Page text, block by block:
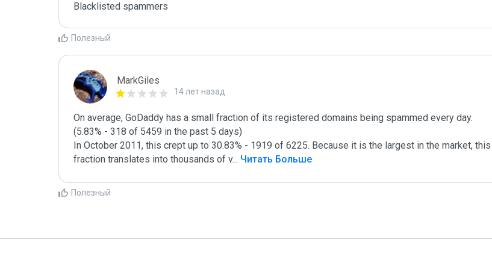
Blacklisted spammers
Полезный
MarkGiles
14 лет назад
On average, GoDaddy has a small fraction of its registered domains being spammed every day.
(5.83% - 318 of 5459 in the past 5 days)
In October 2011, this crept up to 30.83% - 1919 of 6225. Because it is the largest in the market, this
fraction translates into thousands of v... Читать Больше
Полезный